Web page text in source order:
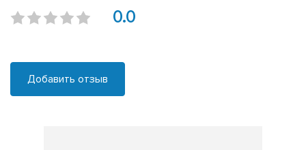
0.0
Добавить отзыв